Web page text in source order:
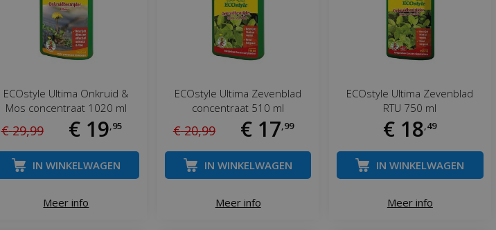
ECOstyle Ultima Onkruid &
Mos concentraat 1020 ml
€ 29,99 € 19 95
Meer info
IN WINKELWAGEN
ECOstyle Ultima Zevenblad
concentraat 510 ml
€ 20,99 € 17 99
Meer info
IN WINKELWAGEN
ECOstyle Ultima Zevenblad
RTU 750 ml
€ 18 49
Meer info
IN WINKELWAGEN